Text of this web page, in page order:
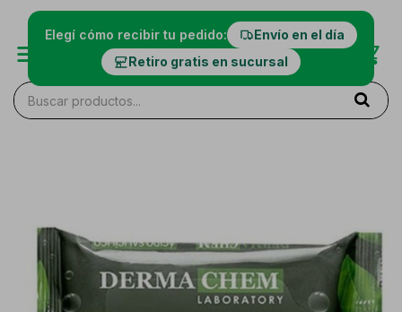
Elegí cómo recibir tu pedido:
Envío en el día
Retiro gratis en sucursal